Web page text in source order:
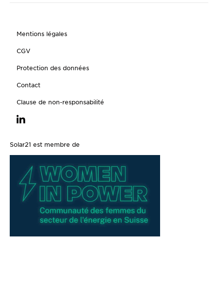
Mentions légales
CGV
Protection des données
Contact
Clause de non-responsabilité
Solar21 est membre de